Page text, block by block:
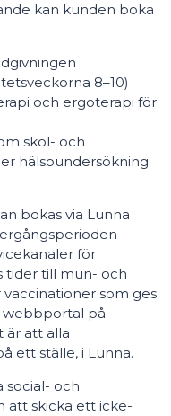
kan kunden boka
8–10)
och ergoterapi för
skol- och
hälsoundersökning
bokas via Lunna
för
tider till mun- och
som ges
webbportal på
är att alla
ett ställe, i Lunna.
social- och
att skicka ett icke-